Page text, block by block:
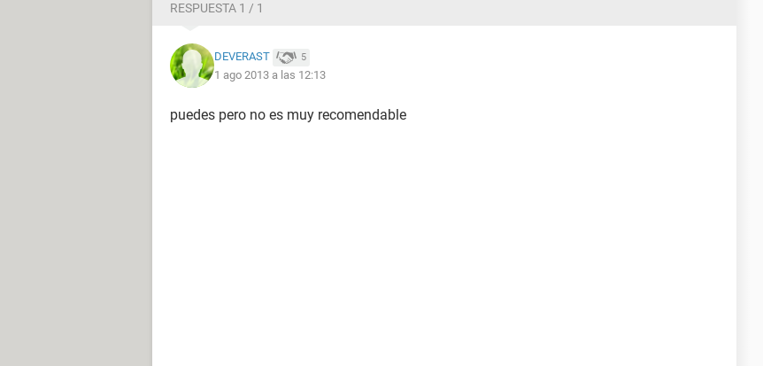
RESPUESTA 1 / 1
DEVERAST 5
1 ago 2013 a las 12:13
puedes pero no es muy recomendable